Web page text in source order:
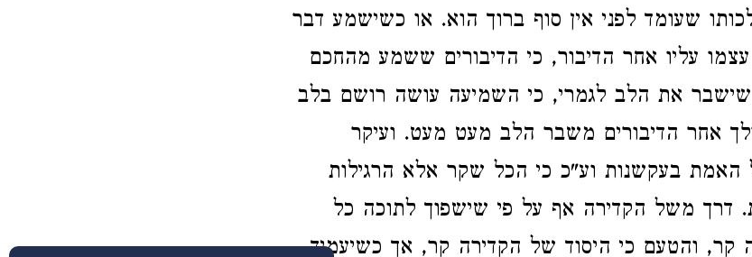
שעומד לפני אין סוף ברוך הוא. או כשישמע דבר
עליו אחר הדיבור, כי הדיבורים ששמע מהחכם
את הלב לגמרי, כי השמיעה עושה רושם בלב
אחר הדיבורים משבר הלב מעט מעט. ועיקר
האמת בעקשנות וע"כ כי הכל שקר אלא הרגילות
דרך משל הקדירה אף על פי שישפוך לתוכה כל
קר, והטעם כי היסוד של הקדירה קר, אך כשיעמיד